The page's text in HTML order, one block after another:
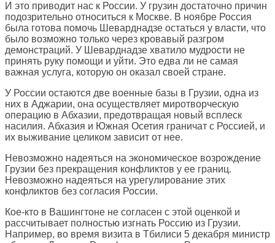
И это приводит нас к России. У грузин достаточно причин
подозрительно относиться к Москве. В ноябре Россия
была готова помочь Шеварднадзе остаться у власти, что
было возможно только через кровавый разгром
демонстраций. У Шеварднадзе хватило мудрости не
принять руку помощи и уйти. Это едва ли не самая
важная услуга, которую он оказал своей стране.
У России остаются две военные базы в Грузии, одна из
них в Аджарии, она осуществляет миротворческую
операцию в Абхазии, предотвращая новый всплеск
насилия. Абхазия и Южная Осетия граничат с Россией, и
их выживание целиком зависит от нее.
Невозможно надеяться на экономическое возрождение
Грузии без прекращения конфликтов у ее границ.
Невозможно надеяться на урегулирование этих
конфликтов без согласия России.
Кое-кто в Вашингтоне не согласен с этой оценкой и
рассчитывает полностью изгнать Россию из Грузии.
Например, во время визита в Тбилиси 5 декабря министр